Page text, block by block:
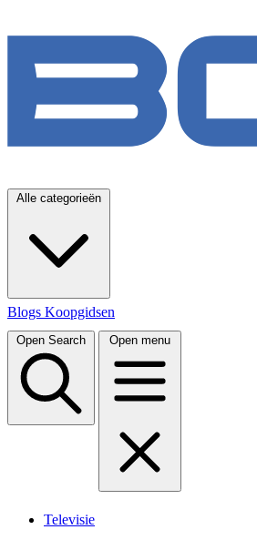
Alle categorieën
Blogs Koopgidsen
Open Search Open menu
Televisie